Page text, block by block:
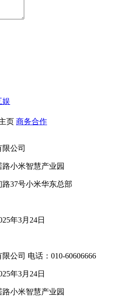
娱
页 商务合作
公司
小米智慧产业园
37号小米华东总部
年3月24日
公司 电话：010-60606666
年3月24日
小米智慧产业园